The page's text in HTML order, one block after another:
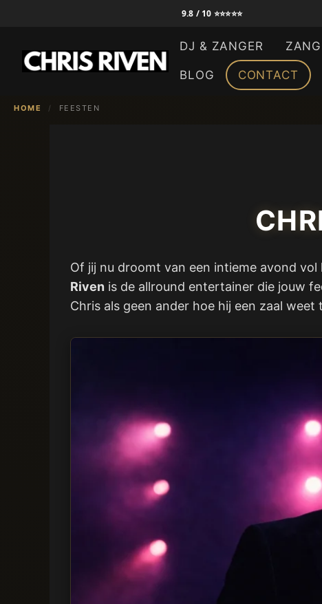
inhoud
9.8 / 10 ⭐⭐⭐⭐⭐
DJ & ZANGER
BLOG CONTACT
HOME / FEESTEN
Of jij nu droomt van een intieme avond
Riven is de allround entertainer die jouw
Chris als geen ander hoe hij een zaal